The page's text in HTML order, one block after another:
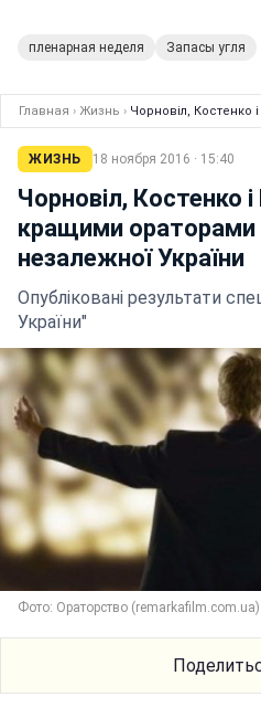
пленарная неделя Запасы угля
Главная › Жизнь › Чорновіл, Костенко
ЖИЗНЬ 18 ноября 2016 · 15:40
Чорновіл, Костенко
кращими ораторами
незалежної України
Опубліковані результати
України"
Фото: Ораторство (remarkafilm.com.ua)